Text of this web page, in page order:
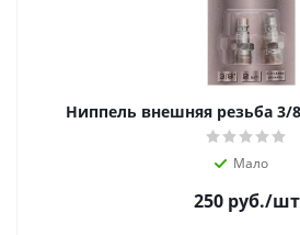
Ниппель внешняя резьба 3/
Мало
250руб./шт